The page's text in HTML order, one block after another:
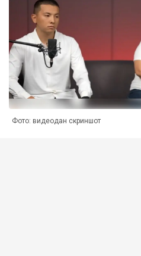
Фото: видеодан скриншот